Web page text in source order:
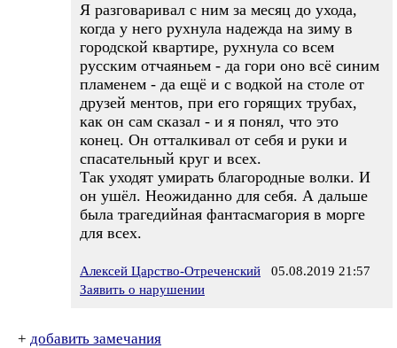
Я разговаривал с ним за месяц до ухода,
когда у него рухнула надежда на зиму в
городской квартире, рухнула со всем
русским отчаяньем - да гори оно всё синим
пламенем - да ещё и с водкой на столе от
друзей ментов, при его горящих трубах,
как он сам сказал - и я понял, что это
конец. Он отталкивал от себя и руки и
спасательный круг и всех.
Так уходят умирать благородные волки. И
он ушёл. Неожиданно для себя. А дальше
была трагедийная фантасмагория в морге
для всех.
Алексей Царство-Отреченский 05.08.2019 21:57
Заявить о нарушении
+ добавить замечания